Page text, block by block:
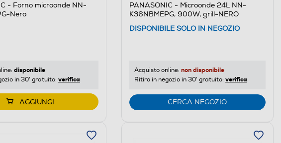
- Forno microonde NN-
Nero
disponibile
in 30' gratuito: verifica
AGGIUNGI
PANASONIC - Microonde 24L NN-
K36NBMEPG, 900W, grill-NERO
DISPONIBILE SOLO IN NEGOZIO
Acquisto online: non disponibile
Ritiro in negozio in 30' gratuito: verifica
CERCA NEGOZIO